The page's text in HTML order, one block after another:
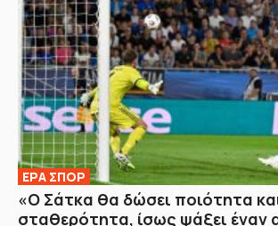
ΕΡΑ ΣΠΟΡ
«Ο Σάτκα θα δώσει ποιότητα
σταθερότητα, ίσως ψάξει έναν